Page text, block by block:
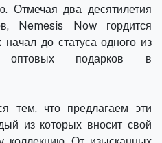
Отмечая два десятилетия
Nemesis Now гордится
до статуса одного из
оптовых подарков в
тем, что предлагаем эти
из которых вносит свой